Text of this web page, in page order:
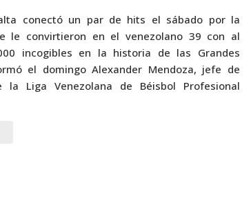
conectó un par de hits el sábado por la
le convirtieron en el venezolano 39 con al
incogibles en la historia de las Grandes
el domingo Alexander Mendoza, jefe de
la Liga Venezolana de Béisbol Profesional